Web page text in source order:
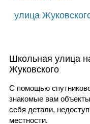
улица
Школьная улица
Жуковского
С помощью
знакомые вам
себя детали,
местности.